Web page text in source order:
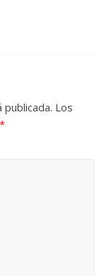
Los
*